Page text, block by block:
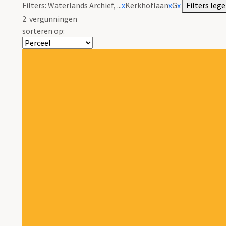
Filters: Waterlands Archief, ...xKerkhoflaanxGx Filters
2 vergunningen
sorteren op: